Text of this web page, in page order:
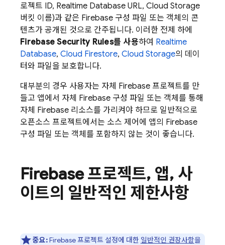
로젝트 ID, Realtime Database URL, Cloud Storage
버킷 이름)과 같은 Firebase 구성 파일 또는 객체의 콘
텐츠가 공개된 것으로 간주됩니다. 이러한 전제 하에
Firebase Security Rules를 사용하여 Realtime
Database, Cloud Firestore, Cloud Storage의 데이
터와 파일을 보호합니다.
대부분의 경우 사용자는 자체 Firebase 프로젝트를 만
들고 앱에서 자체 Firebase 구성 파일 또는 객체를 통해
자체 Firebase 리소스를 가리켜야 하므로 일반적으로
오픈소스 프로젝트에서는 소스 제어에 앱의 Firebase
구성 파일 또는 객체를 포함하지 않는 것이 좋습니다.
Firebase 프로젝트, 앱, 사
이트의 일반적인 제한사항
중요:Firebase 프로젝트 설정에 대한 일반적인 권장사항을